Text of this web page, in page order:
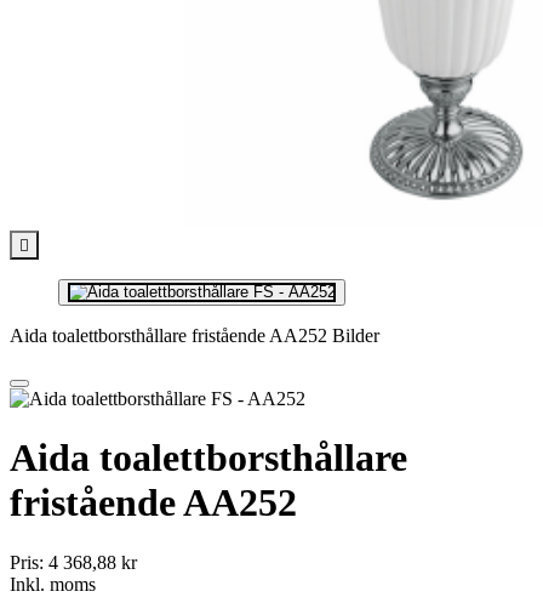

Aida toalettborsthållare fristående AA252 Bilder
Aida toalettborsthållare
fristående AA252
Pris: 4 368,88 kr
Inkl. moms